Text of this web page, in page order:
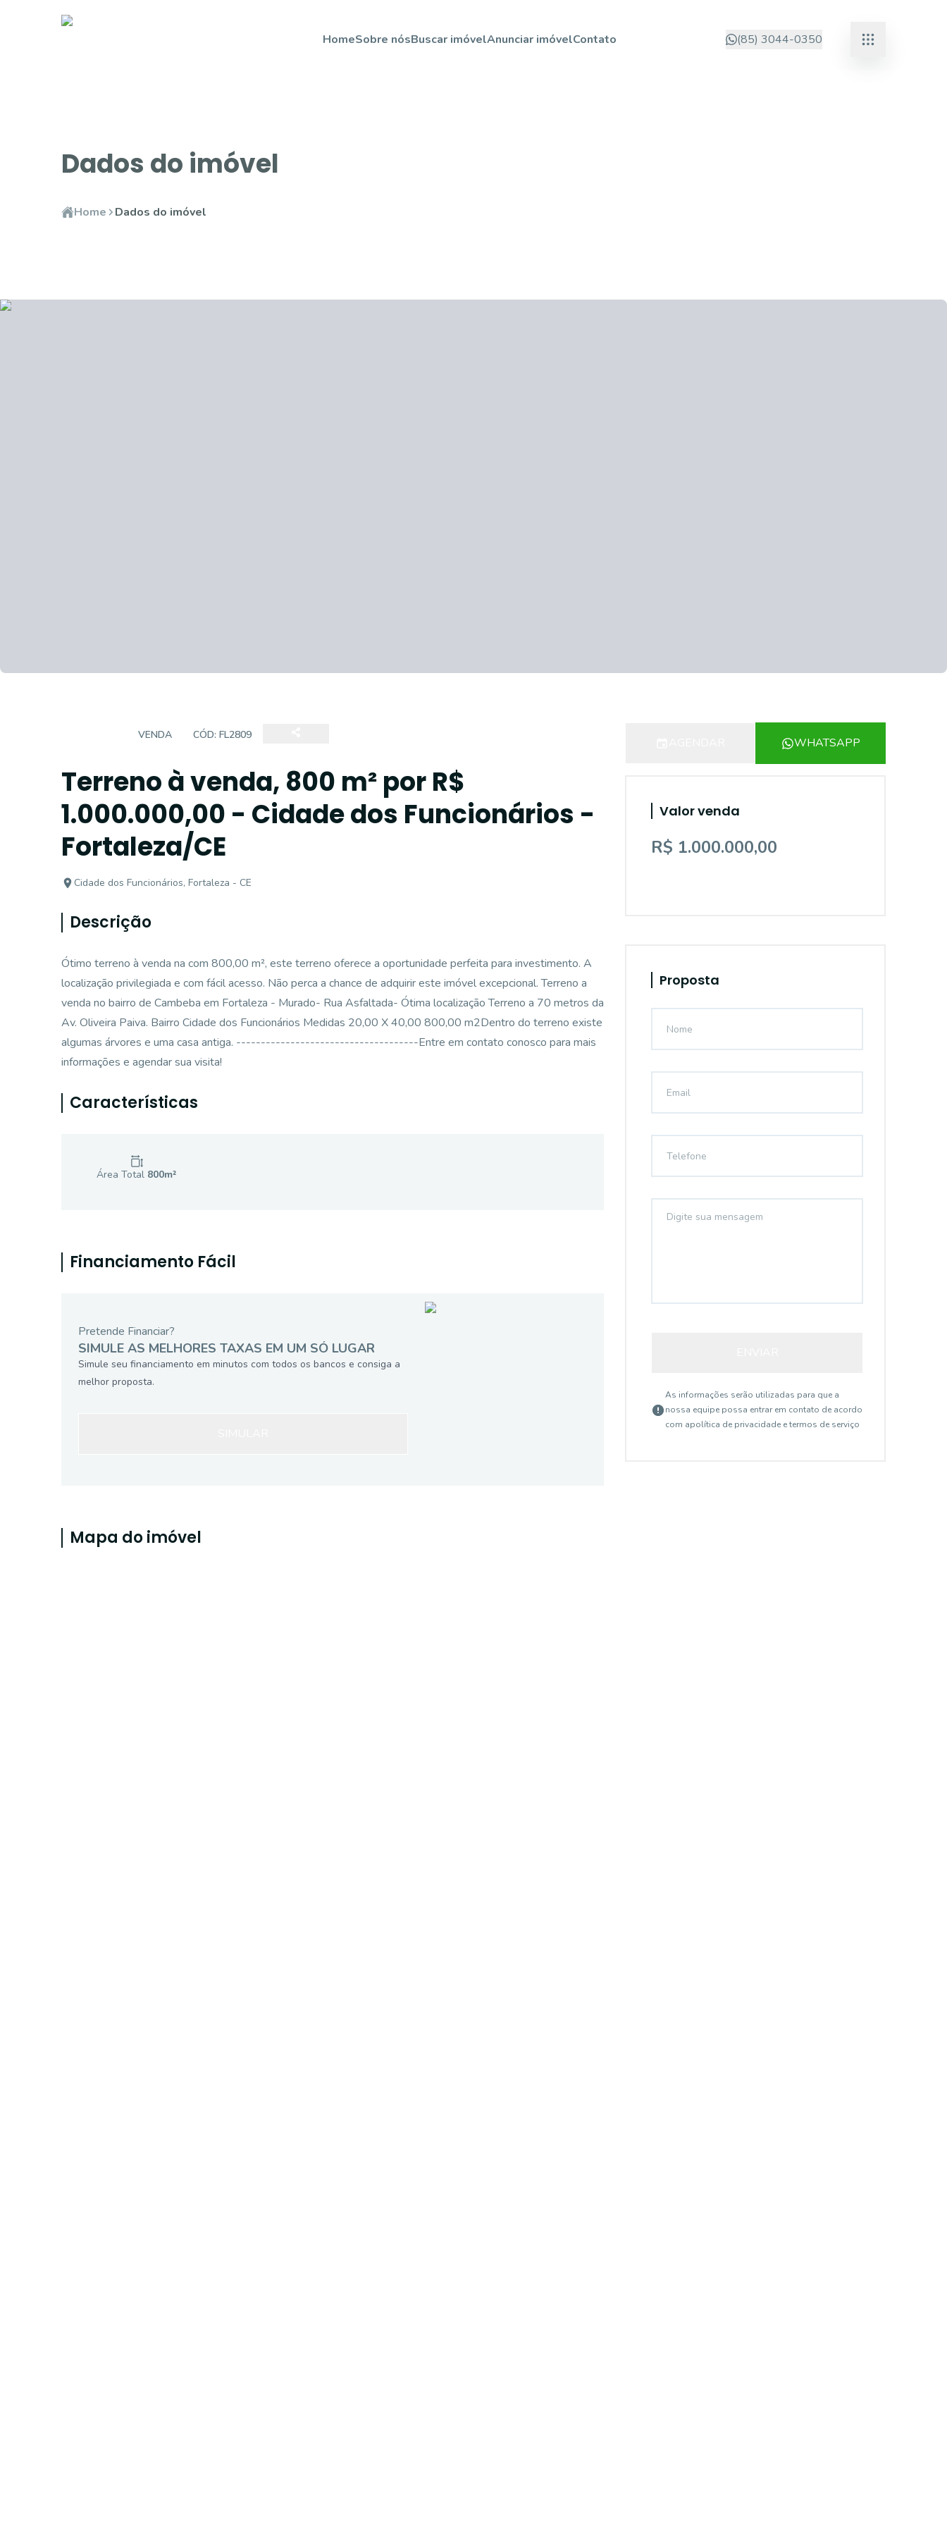
HomeSobre nósBuscar imóvelAnunciar imóvelContato (85) 3044-0350
Dados do imóvel
Home Dados do imóvel
VENDA CÓD: FL2809
Terreno à venda, 800 m² por R$
1.000.000,00 - Cidade dos Funcionários -
Fortaleza/CE
Cidade dos Funcionários, Fortaleza - CE
Descrição
Ótimo terreno à venda na com 800,00 m², este terreno oferece a oportunidade perfeita para investimento. A
localização privilegiada e com fácil acesso. Não perca a chance de adquirir este imóvel excepcional. Terreno a
venda no bairro de Cambeba em Fortaleza - Murado- Rua Asfaltada- Ótima localização Terreno a 70 metros da
Av. Oliveira Paiva. Bairro Cidade dos Funcionários Medidas 20,00 X 40,00 800,00 m2Dentro do terreno existe
algumas árvores e uma casa antiga. -------------------------------------Entre em contato conosco para mais
informações e agendar sua visita!
Características
Área Total 800m²
Financiamento Fácil
Pretende Financiar?
SIMULE AS MELHORES TAXAS EM UM SÓ LUGAR
Simule seu financiamento em minutos com todos os bancos e consiga a
melhor proposta.
Mapa do imóvel
WHATSAPP
Valor venda
R$ 1.000.000,00
Proposta
As informações serão utilizadas para que a
nossa equipe possa entrar em contato de acordo
com apolítica de privacidade e termos de serviço